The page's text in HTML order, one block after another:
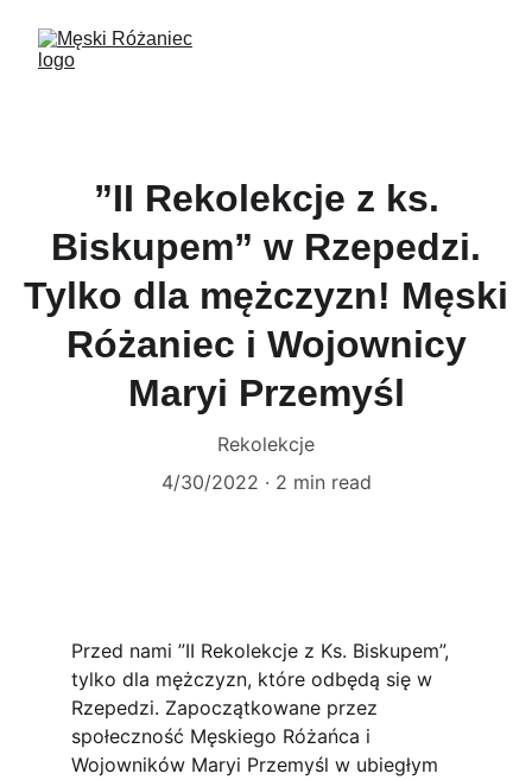
”II Rekolekcje z ks.
Biskupem” w Rzepedzi.
Tylko dla mężczyzn! Męski
Różaniec i Wojownicy
Maryi Przemyśl
Rekolekcje
4/30/2022
2 min read
Przed nami ”II Rekolekcje z Ks. Biskupem”,
tylko dla mężczyzn, które odbędą się w
Rzepedzi. Zapoczątkowane przez
społeczność Męskiego Różańca i
Wojowników Maryi Przemyśl w ubiegłym